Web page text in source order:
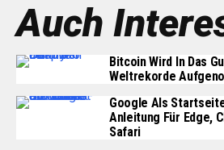
Auch
Bitcoin Wird In Das
Weltrekorde
Google Als
Anleitung Für Edge,
Safari